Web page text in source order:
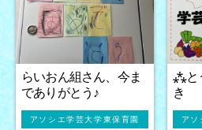
らいおん組さん、今ま
でありがとう♪
アソシエ学芸大学東保育園
⁂と
き
アソ